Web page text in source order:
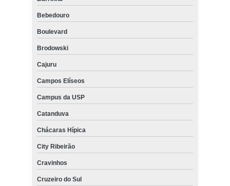
Bebedouro
Boulevard
Brodowski
Cajuru
Campos Elíseos
Campus da USP
Catanduva
Chácaras Hípica
City Ribeirão
Cravinhos
Cruzeiro do Sul